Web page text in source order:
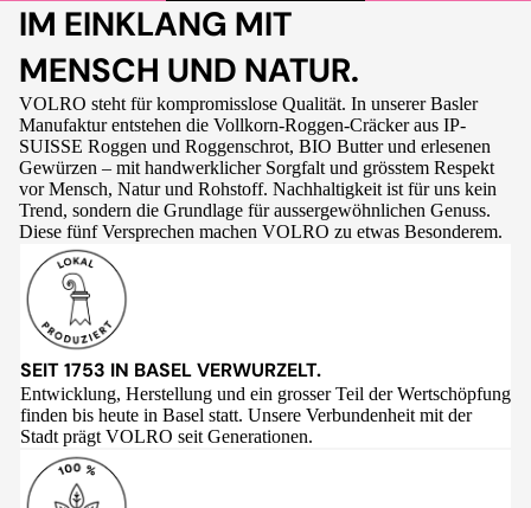
IM EINKLANG MIT
MENSCH UND NATUR.
VOLRO steht für kompromisslose Qualität. In unserer Basler
Manufaktur entstehen die Vollkorn-Roggen-Cräcker aus IP-
SUISSE Roggen und Roggenschrot, BIO Butter und erlesenen
Gewürzen – mit handwerklicher Sorgfalt und grösstem Respekt
vor Mensch, Natur und Rohstoff. Nachhaltigkeit ist für uns kein
Trend, sondern die Grundlage für aussergewöhnlichen Genuss.
Diese fünf Versprechen machen VOLRO zu etwas Besonderem.
SEIT 1753 IN BASEL VERWURZELT.
Entwicklung, Herstellung und ein grosser Teil der Wertschöpfung
finden bis heute in Basel statt. Unsere Verbundenheit mit der
Stadt prägt VOLRO seit Generationen.